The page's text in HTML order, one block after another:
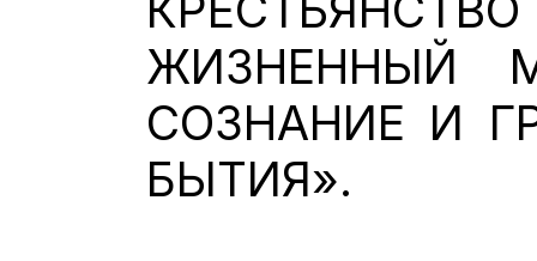
ЖИЗНЕННЫЙ
СОЗНАНИЕ И
БЫТИЯ».